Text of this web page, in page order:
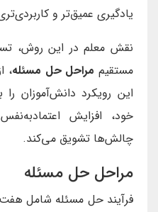
یادگیری عمیق‌تر و
نقش معلم در این روش،
مستقیم مراحل حل مسئله،
این رویکرد دانش‌آموزان
خود، افزایش
چالش‌ها تشویق می‌کند.
مراحل حل مسئله
فرآیند حل مسئله شامل